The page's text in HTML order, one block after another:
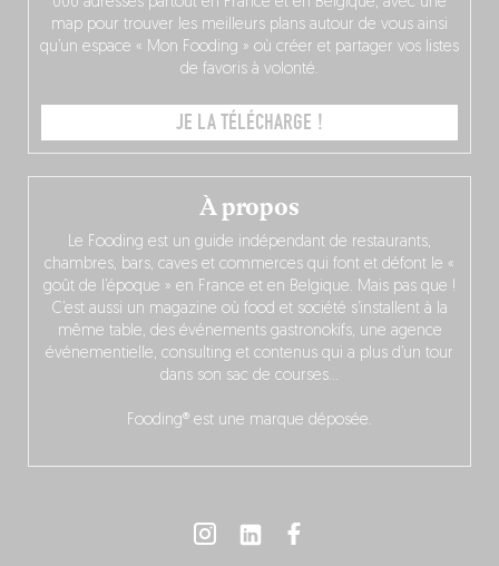
À propos
Le Fooding est un guide indépendant de restaurants,
chambres, bars, caves et commerces qui font et défont le «
goût de l’époque » en France et en Belgique. Mais pas que !
C’est aussi un magazine où food et société s’installent à la
même table, des événements gastronokifs, une agence
événementielle, consulting et contenus qui a plus d’un tour
dans son sac de courses…
Fooding® est une marque déposée.
map pour trouver les meilleurs plans autour de vous ainsi
qu’un espace « Mon Fooding » où créer et partager vos listes
de favoris à volonté.
JE LA TÉLÉCHARGE !